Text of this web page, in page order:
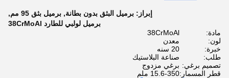
إبراز: برميل البثق بدون بطانة, برميل بثق 95 مم
,
برميل لولبي للطارد 38CrMoAl
مادة:
38CrMoAl
لون:
معدن
خبرة:
20 سنه
طلب:
صناعة البلاستيك
تصميم برغي: برغي مزدوج
قطر المسمار:15.6-350 ملم